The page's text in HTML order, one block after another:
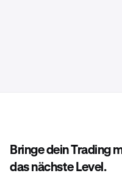
Bringe dein Trading
das nächste Level.